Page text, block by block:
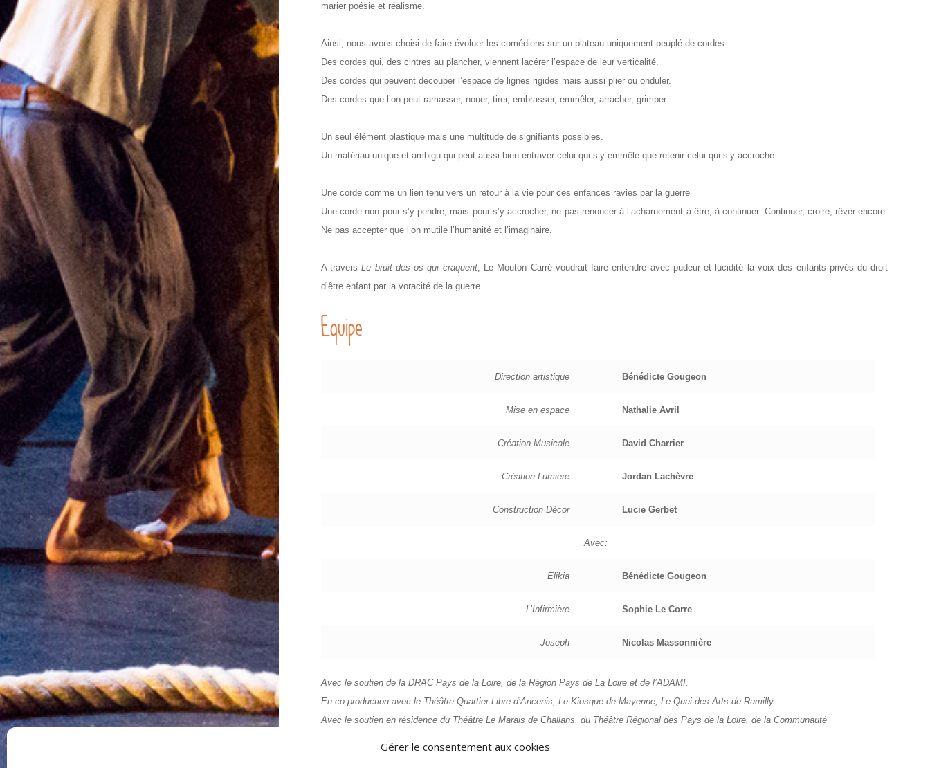
Gérer le consentement aux cookies
marier poésie et réalisme.
Ainsi, nous avons choisi de faire évoluer les comédiens sur un plateau uniquement peuplé de cordes.
Des cordes qui, des cintres au plancher, viennent lacérer l’espace de leur verticalité.
Des cordes qui peuvent découper l’espace de lignes rigides mais aussi plier ou onduler.
Des cordes que l’on peut ramasser, nouer, tirer, embrasser, emmêler, arracher, grimper…
Un seul élément plastique mais une multitude de signifiants possibles.
Un matériau unique et ambigu qui peut aussi bien entraver celui qui s’y emmêle que retenir celui qui s’y accroche.
Une corde comme un lien tenu vers un retour à la vie pour ces enfances ravies par la guerre
Une corde non pour s’y pendre, mais pour s’y accrocher, ne pas renoncer à l’acharnement à être, à continuer. Continuer, croire, rêver encore.
Ne pas accepter que l’on mutile l’humanité et l’imaginaire.
A traversLe bruit des os qui craquent, Le Mouton Carré voudrait faire entendre avec pudeur et lucidité la voix des enfants privés du droit
d’être enfant par la voracité de la guerre.
Equipe
Direction artistique Bénédicte Gougeon
Mise en espace Nathalie Avril
Création Musicale David Charrier
Création Lumière Jordan Lachèvre
Construction Décor Lucie Gerbet
Avec:
Elikia Bénédicte Gougeon
L’Infirmière Sophie Le Corre
Joseph Nicolas Massonnière
Avec le soutien de la DRAC Pays de la Loire, de la Région Pays de La Loire et de l’ADAMI.
En co-production avec le Théâtre Quartier Libre d’Ancenis, Le Kiosque de Mayenne, Le Quai des Arts de Rumilly.
Avec le soutien en résidence du Théâtre Le Marais de Challans, du Théâtre Régional des Pays de la Loire, de la Communauté